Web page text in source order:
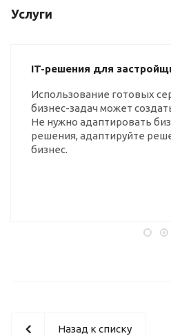
Услуги
IT-решения для
Использование готовых
бизнес-задач может
Не нужно адаптировать
решения, адаптируйте
бизнес.
Назад к списку